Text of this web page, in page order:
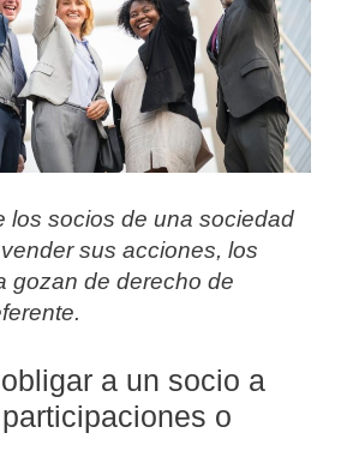
los socios de una sociedad
sus acciones, los
gozan de derecho de
a un socio a
o